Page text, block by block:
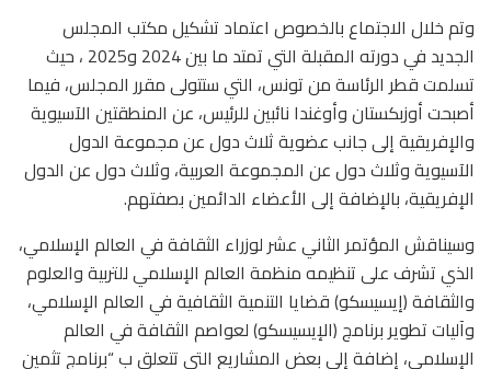
وتم خلال الاجتماع بالخصوص اعتماد تشكيل مكتب المجلس
الجديد في دورته المقبلة التي تمتد ما بين 2024 و2025 ، حيث
تسلمت قطر الرئاسة من تونس، التي ستتولى مقرر المجلس، فيما
أصبحت أوزبكستان وأوغندا نائبين للرئيس، عن المنطقتين الآسيوية
والإفريقية إلى جانب عضوية ثلاث دول عن مجموعة الدول
الآسيوية وثلاث دول عن المجموعة العربية، وثلاث دول عن الدول
الإفريقية، بالإضافة إلى الأعضاء الدائمين بصفتهم.
وسيناقش المؤتمر الثاني عشر لوزراء الثقافة في العالم الإسلامي،
الذي تشرف على تنظيمه منظمة العالم الإسلامي للتربية والعلوم
والثقافة (إيسيسكو) قضايا التنمية الثقافية في العالم الإسلامي،
وآليات تطوير برنامج (الإيسيسكو) لعواصم الثقافة في العالم
الإسلامي، إضافة إلى بعض المشاريع التي تتعلق ب “برنامج تثمين